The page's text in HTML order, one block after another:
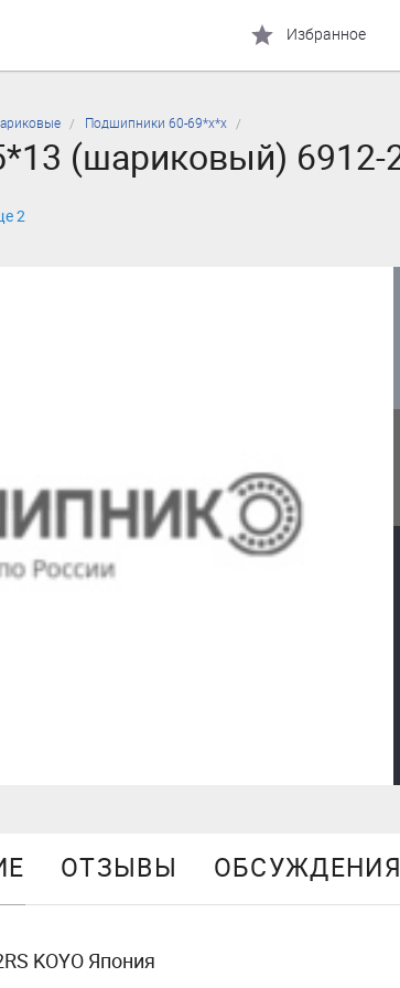
Избранное
Подшипники 60-69*х*х
(шариковый) 6912-
2
ОТЗЫВЫ ОБСУЖДЕНИЯ
KOYO Япония